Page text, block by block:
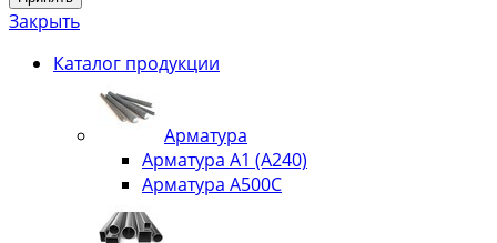
Закрыть
Каталог продукции
Арматура
Арматура А1 (А240)
Арматура А500С